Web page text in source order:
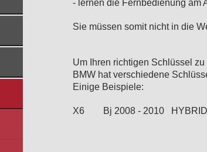
- lernen die Fernbedienung am
Sie müssen somit nicht in die
Um Ihren richtigen Schlüssel
BMW hat verschiedene
Einige Beispiele:
X6 Bj 2008 - 2010 HYBRID